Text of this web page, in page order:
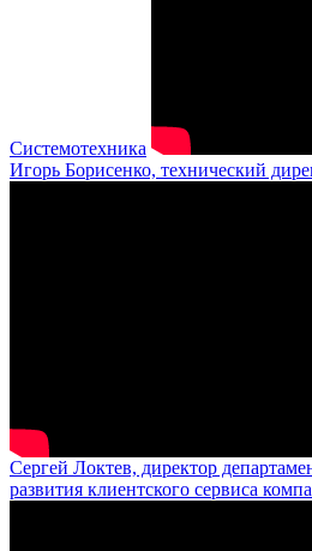
Системотехника
Игорь Борисенко, технический
Сергей Локтев, директор
развития клиентского сервиса